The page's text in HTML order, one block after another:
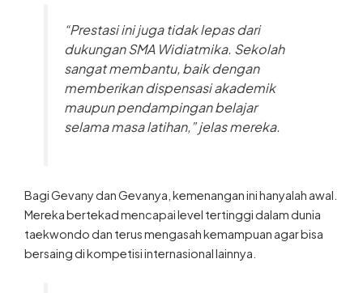
dukungan SMA Widiatmika. Sekolah
sangat membantu, baik dengan
memberikan dispensasi akademik
maupun pendampingan belajar
selama masa latihan,”jelas mereka.
Mereka bertekad mencapai level tertinggi dalam dunia
taekwondo dan terus mengasah kemampuan agar bisa
bersaing di kompetisi internasional lainnya.